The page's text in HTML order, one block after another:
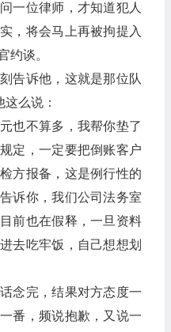
一位律师，才知道犯人
，将会马上再被拘提入
约谈。
告诉他，这就是那位队
么说：
也不算多，我帮你垫了
定，一定要把倒账客户
方报备，这是例行性的
诉你，我们公司法务室
前也在假释，一旦资料
去吃牢饭，自己想想划
念完，结果对方态度一
番，频说抱歉，又说一